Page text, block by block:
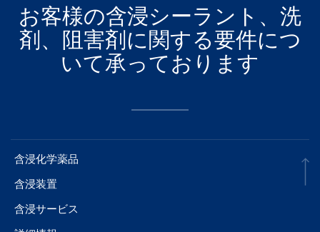
お客様の含浸シーラント、洗
剤、阻害剤に関する要件につ
いて承っております
含浸化学薬品
含浸装置
含浸サービス